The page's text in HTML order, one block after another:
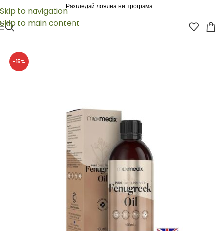
Skip to navigation
Skip to main content
Разгледай лоялна ни програма
-15%